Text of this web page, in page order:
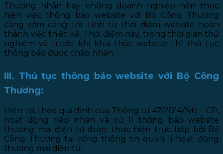
Thương nhân hay những doanh nghiệp nên thực
hiện việc thông báo website với Bộ Công Thương
càng sớm càng tốt tính từ thời điểm website hoàn
thành việc thiết kế. Thời điểm này, trong thời gian thử
nghiệm và trước khi khai thác website thì thủ tục
thông báo được chấp nhận.
III. Thủ tục thông báo website với Bộ Công
Thương:
Hiện tại, theo qui định của Thông tư 47/2014/NĐ – CP,
hoạt động tiếp nhận và xử lí thông báo website
thương mại điện tử được thực hiện trực tiếp bởi Bộ
Công Thương tại cổng thông tin quản lí hoạt động
thương mại điện tử.